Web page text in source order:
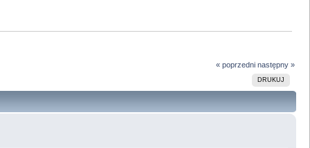
« poprzedni następny »
DRUKUJ